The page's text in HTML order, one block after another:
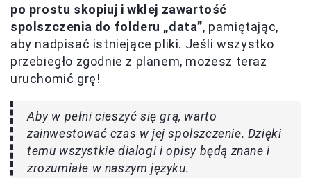
po prostu skopiuj i wklej zawartość
spolszczenia do folderu „data”, pamiętając,
aby nadpisać istniejące pliki. Jeśli wszystko
przebiegło zgodnie z planem, możesz teraz
uruchomić grę!
Aby w pełni cieszyć się grą, warto
zainwestować czas w jej spolszczenie. Dzięki
temu wszystkie dialogi i opisy będą znane i
zrozumiałe w naszym języku.